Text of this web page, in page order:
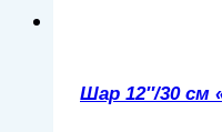
Шар 12″/30 см